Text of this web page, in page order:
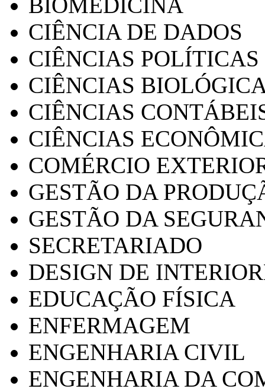
CIÊNCIA DE DADOS
CIÊNCIAS POLÍTICAS
CIÊNCIAS
CIÊNCIAS
CIÊNCIAS
COMÉRCIO
GESTÃO DA
GESTÃO DA
SECRETARIADO
DESIGN DE
EDUCAÇÃO FÍSICA
ENFERMAGEM
ENGENHARIA CIVIL
ENGENHARIA DA